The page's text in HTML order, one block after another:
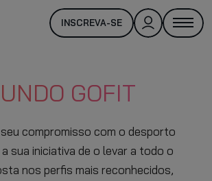
INSCREVA-SE
GOFIT
compromisso com o desporto
sua iniciativa de o levar a todo o
nos perfis mais reconhecidos,